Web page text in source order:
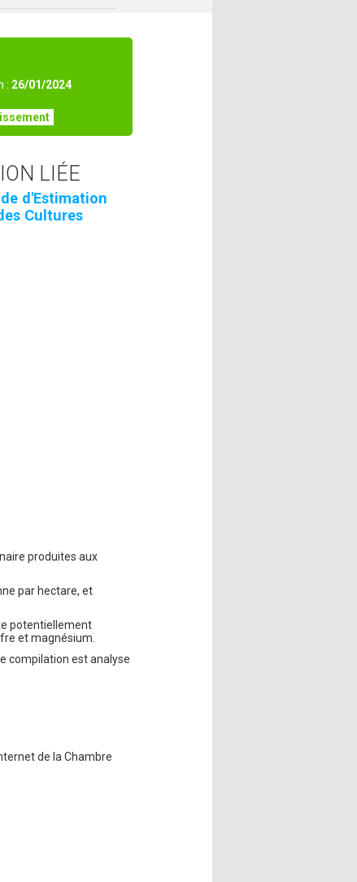
: 26/01/2024
LIÉE
d'Estimation
Cultures
produites aux
par hectare, et
potentiellement
et magnésium.
compilation est analyse
de la Chambre